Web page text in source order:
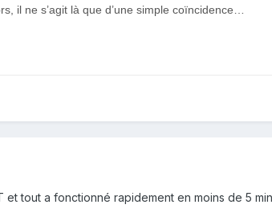
il ne s’agit là que d’une simple coïncidence…
tout a fonctionné rapidement en moins de 5